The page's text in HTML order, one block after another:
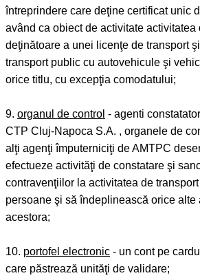
întreprindere care deţine certificat unic
având ca obiect de activitate activitatea
deţinătoare a unei licenţe de transport
transport public cu autovehicule şi
orice titlu, cu excepţia comodatului;
9. organul de control - agenti
CTP Cluj-Napoca S.A. , organele de
alţi agenţi împuterniciţi de AMTPC
efectueze activităţi de constatare şi
contravenţiilor la activitatea de
persoane şi să îndeplinească orice alte
acestora;
10. portofel electronic - un cont pe
care păstrează unităţi de validare;